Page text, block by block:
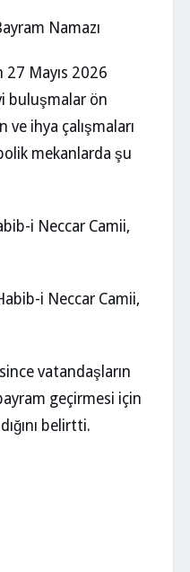
Namazı
27 Mayıs 2026
buluşmalar ön
ihya çalışmaları
mekanlarda şu
i Neccar Camii,
i Neccar Camii,
vatandaşların
geçirmesi için
belirtti.